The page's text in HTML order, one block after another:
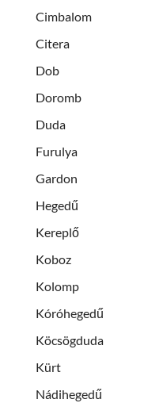
Cimbalom
Citera
Dob
Doromb
Duda
Furulya
Gardon
Hegedű
Kereplő
Koboz
Kolomp
Kóróhegedű
Köcsögduda
Kürt
Nádihegedű